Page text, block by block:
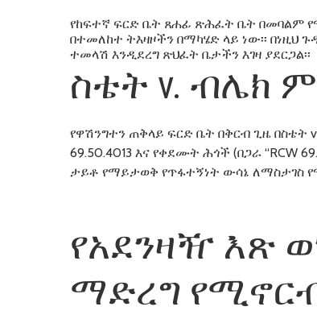
የከፍተኛ ፍርድ ቤት ጸሐፊ ጽሕፈት ቤት በመባልም
በተመለከተ ትእዛዞችን በማካሄድ ላይ ነው፡፡ በነዚህ
ተመላሽ እንዲደረግ ጽህፈት ቤታችን እገዛ ያደርጋል፡፡
ስቴት v. ብሌክ
የዋሽንግተን ጠቅላይ ፍርድ ቤት በቅርብ ጊዜ በስቴት
69.50.4013 እና የቀደሙት ሕጎች (በጋራ “RCW
ታይቶ የማይታወቅ የጥፋተኝነት ውሳኔ ለማስታገስ
የአደንዛዥ እጽ
ማድረግ